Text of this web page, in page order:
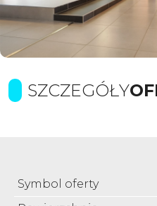
SZCZEGÓŁY
Symbol oferty